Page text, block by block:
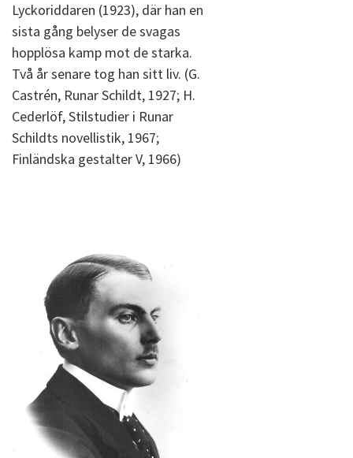
Lyckoriddaren (1923), där han en
sista gång belyser de svagas
hopplösa kamp mot de starka.
Två år senare tog han sitt liv. (G.
Castrén, Runar Schildt, 1927; H.
Cederlöf, Stilstudier i Runar
Schildts novellistik, 1967;
Finländska gestalter V, 1966)